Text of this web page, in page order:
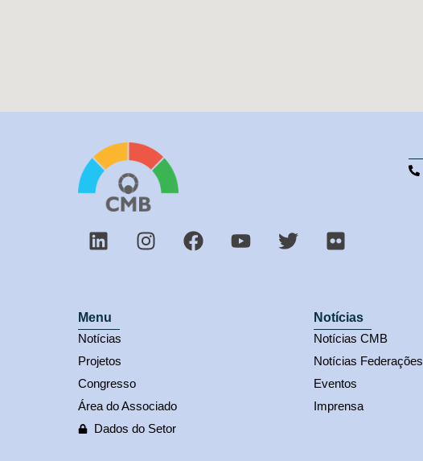
Menu
Notícias
Projetos
Congresso
Área do Associado
Dados do Setor
Notícias
Notícias CMB
Notícias Federações
Eventos
Imprensa